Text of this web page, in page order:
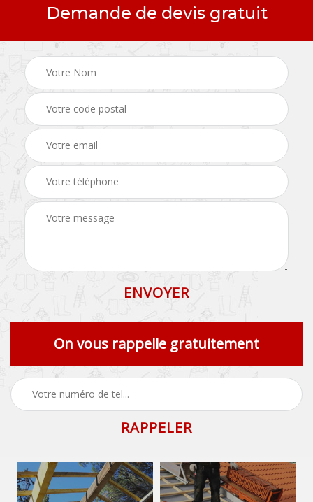
Demande de devis gratuit
On vous rappelle gratuitement